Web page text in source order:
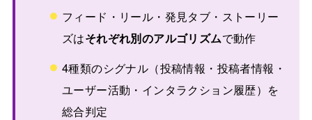
フィード・リール・発見タブ・ストーリー
ズはそれぞれ別のアルゴリズムで動作
4種類のシグナル（投稿情報・投稿者情報・
ユーザー活動・インタラクション履歴）を
総合判定